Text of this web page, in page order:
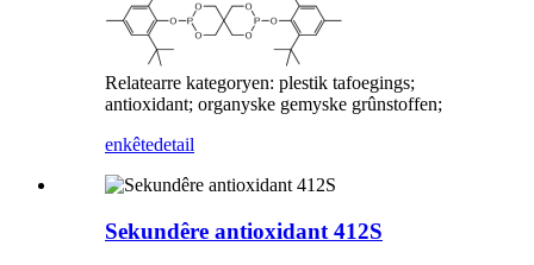
Relatearre kategoryen: plestik tafoegings;
antioxidant; organyske gemyske grûnstoffen;
enkêtedetail
Sekundêre antioxidant 412S